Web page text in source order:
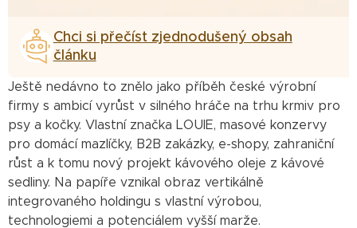
Chci si přečíst zjednodušený obsah
článku
Ještě nedávno to znělo jako příběh české výrobní
firmy s ambicí vyrůst v silného hráče na trhu krmiv pro
psy a kočky. Vlastní značka LOUIE, masové konzervy
pro domácí mazlíčky, B2B zakázky, e-shopy, zahraniční
růst a k tomu nový projekt kávového oleje z kávové
sedliny. Na papíře vznikal obraz vertikálně
integrovaného holdingu s vlastní výrobou,
technologiemi a potenciálem vyšší marže.